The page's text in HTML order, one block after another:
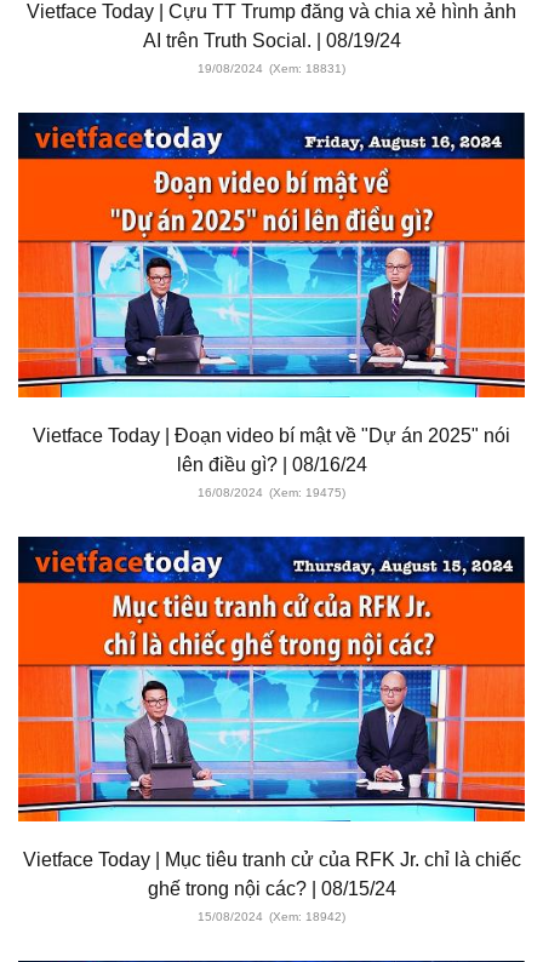
Vietface Today | Cựu TT Trump đăng và chia xẻ hình ảnh
AI trên Truth Social. | 08/19/24
19/08/2024 (Xem: 18831)
Vietface Today | Đoạn video bí mật về "Dự án 2025" nói
lên điều gì? | 08/16/24
16/08/2024 (Xem: 19475)
Vietface Today | Mục tiêu tranh cử của RFK Jr. chỉ là chiếc
ghế trong nội các? | 08/15/24
15/08/2024 (Xem: 18942)